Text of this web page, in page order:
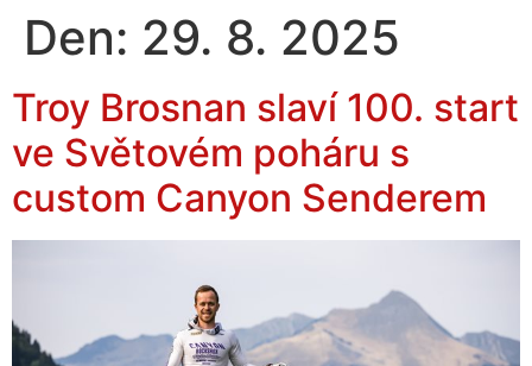
Den: 29. 8. 2025
Troy Brosnan slaví 100. start
ve Světovém poháru s
custom Canyon Senderem